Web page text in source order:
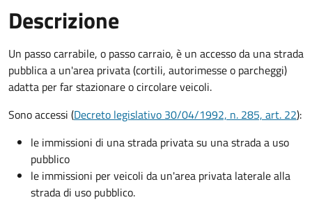
Descrizione
Un passo carrabile, o passo carraio, è un accesso da una strada
pubblica a un'area privata (cortili, autorimesse o parcheggi)
adatta per far stazionare o circolare veicoli.
Sono accessi (Decreto legislativo 30/04/1992, n. 285, art. 22):
le immissioni di una strada privata su una strada a uso
pubblico
le immissioni per veicoli da un'area privata laterale alla
strada di uso pubblico.